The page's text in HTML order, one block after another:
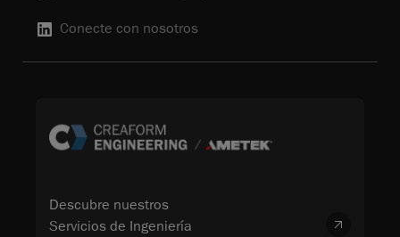
Conecte con nosotros
Descubre nuestros
Servicios de Ingeniería